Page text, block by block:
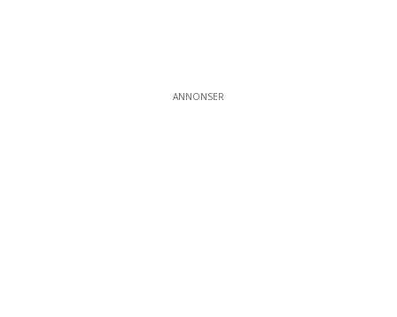
ANNONSER